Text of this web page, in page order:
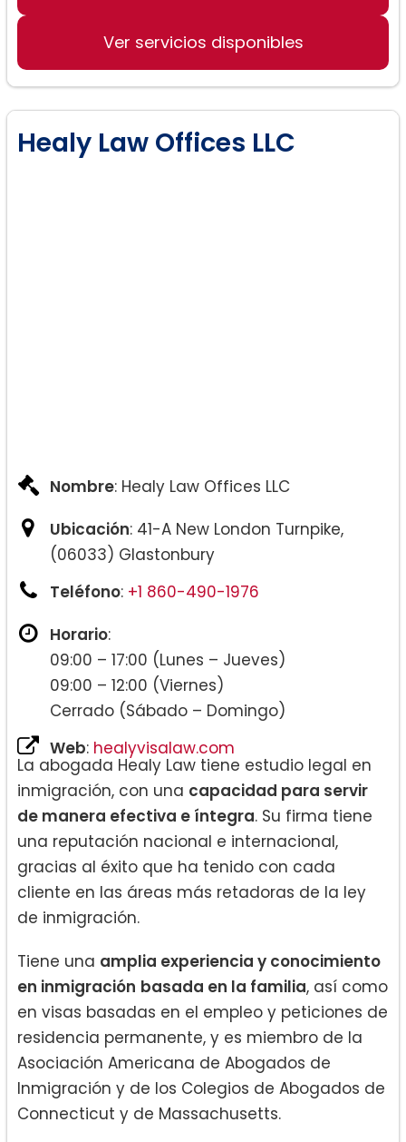
Visas de trabajo
Visas de estudiante
Visas de inversionista extranjero
Ver servicios disponibles
Healy Law Offices LLC
Nombre: Healy Law Offices LLC
Ubicación: 41-A New London Turnpike,
(06033) Glastonbury
Teléfono: +1 860-490-1976
Horario:
09:00 – 17:00 (Lunes – Jueves)
09:00 – 12:00 (Viernes)
Cerrado (Sábado – Domingo)
Web: healyvisalaw.com
La abogada Healy Law tiene estudio legal en
inmigración, con una capacidad para servir
de manera efectiva e íntegra. Su firma tiene
una reputación nacional e internacional,
gracias al éxito que ha tenido con cada
cliente en las áreas más retadoras de la ley
de inmigración.
Tiene una amplia experiencia y conocimiento
en inmigración basada en la familia, así como
en visas basadas en el empleo y peticiones de
residencia permanente, y es miembro de la
Asociación Americana de Abogados de
Inmigración y de los Colegios de Abogados de
Connecticut y de Massachusetts.